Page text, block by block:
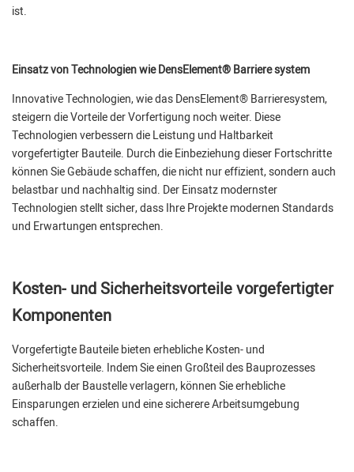
ist.
Einsatz von Technologien wie DensElement® Barriere system
Innovative Technologien, wie das DensElement® Barrieresystem,
steigern die Vorteile der Vorfertigung noch weiter. Diese
Technologien verbessern die Leistung und Haltbarkeit
vorgefertigter Bauteile. Durch die Einbeziehung dieser Fortschritte
können Sie Gebäude schaffen, die nicht nur effizient, sondern auch
belastbar und nachhaltig sind. Der Einsatz modernster
Technologien stellt sicher, dass Ihre Projekte modernen Standards
und Erwartungen entsprechen.
Kosten- und Sicherheitsvorteile vorgefertigter
Komponenten
Vorgefertigte Bauteile bieten erhebliche Kosten- und
Sicherheitsvorteile. Indem Sie einen Großteil des Bauprozesses
außerhalb der Baustelle verlagern, können Sie erhebliche
Einsparungen erzielen und eine sicherere Arbeitsumgebung
schaffen.